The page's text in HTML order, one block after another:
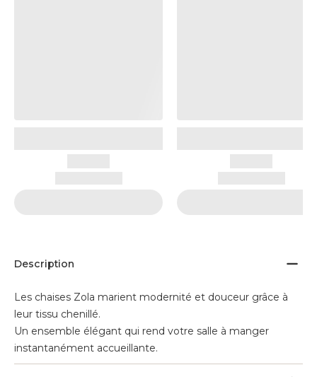
Description
Les chaises Zola marient modernité et douceur grâce à
leur tissu chenillé.
Un ensemble élégant qui rend votre salle à manger
instantanément accueillante.